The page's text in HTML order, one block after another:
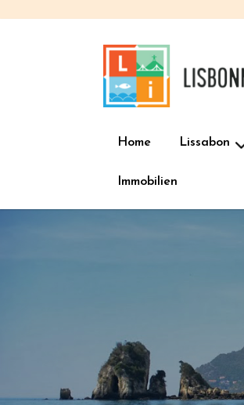
Home Lissabon
Immobilien